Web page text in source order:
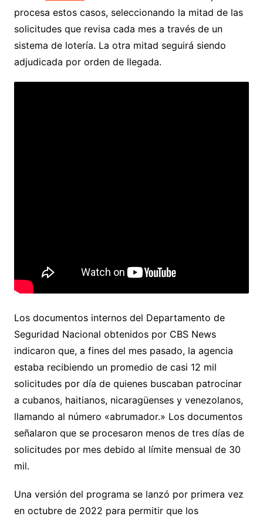
procesa estos casos, seleccionando la mitad de las
solicitudes que revisa cada mes a través de un
sistema de lotería. La otra mitad seguirá siendo
adjudicada por orden de llegada.
Los documentos internos del Departamento de
Seguridad Nacional obtenidos por CBS News
indicaron que, a fines del mes pasado, la agencia
estaba recibiendo un promedio de casi 12 mil
solicitudes por día de quienes buscaban patrocinar
a cubanos, haitianos, nicaragüenses y venezolanos,
llamando al número «abrumador.» Los documentos
señalaron que se procesaron menos de tres días de
solicitudes por mes debido al límite mensual de 30
mil.
Una versión del programa se lanzó por primera vez
en octubre de 2022 para permitir que los